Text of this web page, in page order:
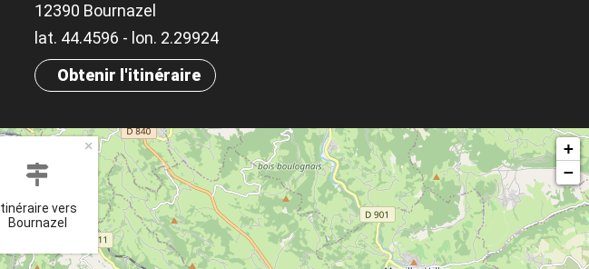
12390 Bournazel
lat. 44.4596 - lon. 2.29924
Obtenir l'itinéraire
Itinéraire vers
Bournazel
×
+
−